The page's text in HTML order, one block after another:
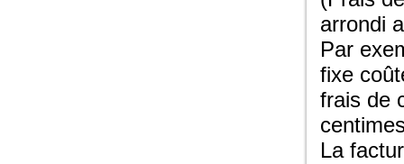
arrondi
Par
fixe
frais de
La